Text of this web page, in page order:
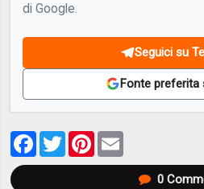
di Google.
Seguici su
Fonte preferita
Facebook
TwitterPinterest
0